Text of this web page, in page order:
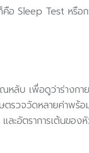
อ Sleep Test หรือ
หลับ เพื่อดูว่าร่างกา
รวจวัดหลายค่าพร้อ
ละอัตราการเต้นของหั